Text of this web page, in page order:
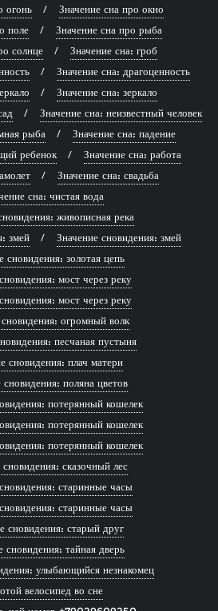
огонь
Значение сна про окно
поле
Значение сна про рыба
солнце
Значение сна: гроб
Значение сна: драгоценность
Значение сна: зеркало
Значение сна: неизвестный человек
рыба
Значение сна: падение
ребенок
Значение сна: работа
Значение сна: свадьба
сна: чистая вода
живописная река
змей
Значение сновидения: змей
сновидения: золотая цепь
мост через реку
мост через реку
огромный волк
песчаная пустыня
сновидения: плач матери
сновидения: поляна цветов
потерянный кошелек
потерянный кошелек
потерянный кошелек
сновидения: сказочный лес
старинные часы
старинные часы
сновидения: старый друг
сновидения: тайная дверь
улыбающийся незнакомец
велосипед во сне